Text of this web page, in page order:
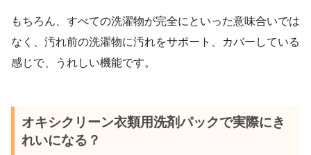
もちろん、すべての洗濯物が完全にといった意味合いでは
なく、汚れ前の洗濯物に汚れをサポート、カバーしている
感じで、うれしい機能です。
オキシクリーン衣類用洗剤パックで実際にき
れいになる？